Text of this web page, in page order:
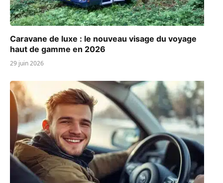
Caravane de luxe : le nouveau visage du voyage
haut de gamme en 2026
29 juin 2026